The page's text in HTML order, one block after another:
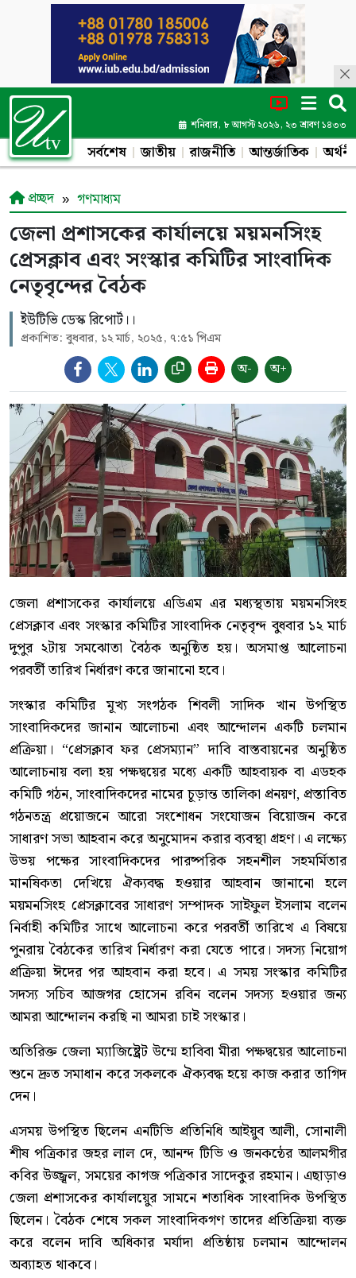
শনিবার, ৮ আগস্ট ২০২৬, ২৩ শ্রাবণ ১৪৩৩
সর্বশেষ জাতীয় রাজনীতি আন্তর্জাতিক
প্রচ্ছদ গণমাধ্যম
জেলা প্রশাসকের কার্যালয়ে ময়মনসিংহ
প্রেসক্লাব এবং সংস্কার কমিটির সাংবাদিক
নেতৃবৃন্দের বৈঠক
ইউটিভি ডেস্ক রিপোর্ট।।
প্রকাশিত: বুধবার, ১২ মার্চ, ২০২৫, ৭:৫১ পিএম
অ- অ+
জেলা প্রশাসকের কার্যালয়ে এডিএম এর মধ্যস্থতায় ময়মনসিংহ
প্রেসক্লাব এবং সংস্কার কমিটির সাংবাদিক নেতৃবৃন্দ বুধবার ১২ মার্চ
দুপুর ২টায় সমঝোতা বৈঠক অনুষ্ঠিত হয়। অসমাপ্ত আলোচনা
পরবর্তী তারিখ নির্ধারণ করে জানানো হবে।
সংস্কার কমিটির মূখ্য সংগঠক শিবলী সাদিক খান উপস্থিত
সাংবাদিকদের জানান আলোচনা এবং আন্দোলন একটি চলমান
প্রক্রিয়া। “প্রেসক্লাব ফর প্রেসম্যান” দাবি বাস্তবায়নের অনুষ্ঠিত
আলোচনায় বলা হয় পক্ষদ্বয়ের মধ্যে একটি আহবায়ক বা এডহক
কমিটি গঠন, সাংবাদিকদের নামের চূড়ান্ত তালিকা প্রনয়ণ, প্রস্তাবিত
গঠনতন্ত্র প্রয়োজনে আরো সংশোধন সংযোজন বিয়োজন করে
সাধারণ সভা আহবান করে অনুমোদন করার ব্যবস্থা গ্রহণ। এ লক্ষ্যে
উভয় পক্ষের সাংবাদিকদের পারষ্পরিক সহনশীল সহমর্মিতার
মানষিকতা দেখিয়ে ঐক্যবদ্ধ হওয়ার আহবান জানানো হলে
ময়মনসিংহ প্রেসক্লাবের সাধারণ সম্পাদক সাইফুল ইসলাম বলেন
নির্বাহী কমিটির সাথে আলোচনা করে পরবর্তী তারিখে এ বিষয়ে
পুনরায় বৈঠকের তারিখ নির্ধারণ করা যেতে পারে। সদস্য নিয়োগ
প্রক্রিয়া ঈদের পর আহবান করা হবে। এ সময় সংস্কার কমিটির
সদস্য সচিব আজগর হোসেন রবিন বলেন সদস্য হওয়ার জন্য
আমরা আন্দোলন করছি না আমরা চাই সংস্কার।
অতিরিক্ত জেলা ম্যাজিষ্ট্রেট উম্মে হাবিবা মীরা পক্ষদ্বয়ের আলোচনা
শুনে দ্রুত সমাধান করে সকলকে ঐক্যবদ্ধ হয়ে কাজ করার তাগিদ
দেন।
এসময় উপস্থিত ছিলেন এনটিভি প্রতিনিধি আইয়ুব আলী, সোনালী
শীষ পত্রিকার জহর লাল দে, আনন্দ টিভি ও জনকন্ঠের আলমগীর
কবির উজ্জ্বল, সময়ের কাগজ পত্রিকার সাদেকুর রহমান। এছাড়াও
জেলা প্রশাসকের কার্যালয়েুর সামনে শতাধিক সাংবাদিক উপস্থিত
ছিলেন। বৈঠক শেষে সকল সাংবাদিকগণ তাদের প্রতিক্রিয়া ব্যক্ত
করে বলেন দাবি অধিকার মর্যাদা প্রতিষ্ঠায় চলমান আন্দোলন
অব্যাহত থাকবে।